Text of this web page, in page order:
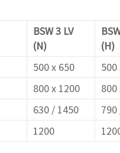
BSW 3 LV
(N)
(H)
500 x 650
500
800 x 1200
800
630 / 1450
1200